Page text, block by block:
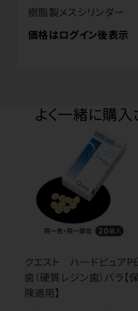
樹脂製メスシリンダー
価格はログイン後表示
よく一緒に購
クエスト ハードピュアP
歯（硬質レジン歯）バラ【保
険適用】